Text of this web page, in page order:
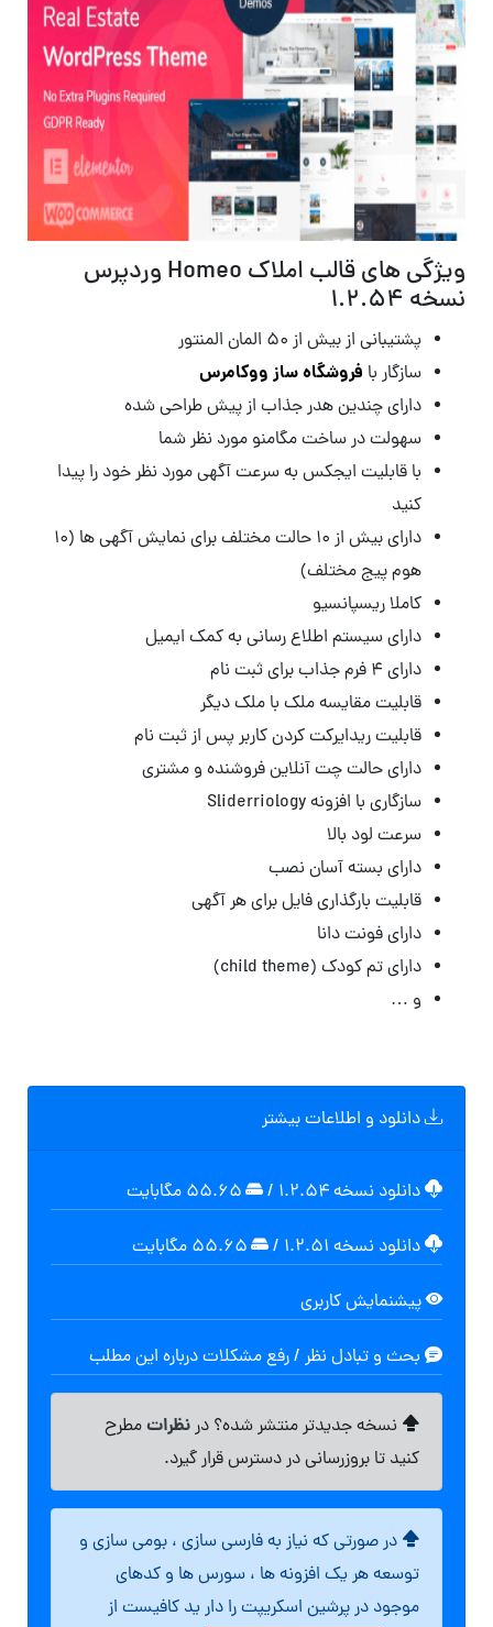
ویژگی های قالب املاک Homeo وردپرس
نسخه 1.2.54
پشتیبانی از بیش از ۵۰ المان المنتور
سازگار با فروشگاه ساز ووکامرس
دارای چندین هدر جذاب از پیش طراحی شده
سهولت در ساخت مگامنو مورد نظر شما
با قابلیت ایجکس به سرعت آگهی مورد نظر خود را پیدا
کنید
دارای بیش از ۱۰ حالت مختلف برای نمایش آگهی ها (۱۰
هوم پیج مختلف)
کاملا ریسپانسیو
دارای سیستم اطلاع رسانی به کمک ایمیل
دارای ۴ فرم جذاب برای ثبت نام
قابلیت مقایسه ملک با ملک دیگر
قابلیت ریدایرکت کردن کاربر پس از ثبت نام
دارای حالت چت آنلاین فروشنده و مشتری
سازگاری با افزونه Sliderriology
سرعت لود بالا
دارای بسته آسان نصب
قابلیت بارگذاری فایل برای هر آگهی
دارای فونت دانا
دارای تم کودک (child theme)
و …
دانلود و اطلاعات بیشتر
دانلود نسخه ۱.۲.۵۴ /
دانلود نسخه ۱.۲.۵۱ /
پیشنمایش کاربری
بحث و تبادل نظر / رفع مشکلات درباره این مطلب
نسخه جدیدتر منتشر شده؟ درنظراتمطرح
کنید تا بروزرسانی در دسترس قرار گیرد.
در صورتی که نیاز به فارسی سازی ، بومی سازی و
توسعه هر یک افزونه ها ، سورس ها و کدهای
موجود در پرشین اسکریپت را دار ید کافیست از